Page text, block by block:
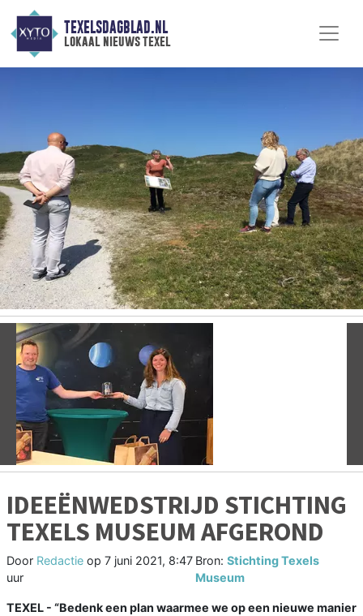
TEXELSDAGBLAD.NL
lokaal nieuws texel
Vorige
IDEEËNWEDSTRIJD STICHTING
TEXELS MUSEUM AFGEROND
Door Redactie op 7 juni 2021, 8:47
uur
Bron:Stichting Texels
Museum
TEXEL - “Bedenk een plan waarmee we op een nieuwe manier